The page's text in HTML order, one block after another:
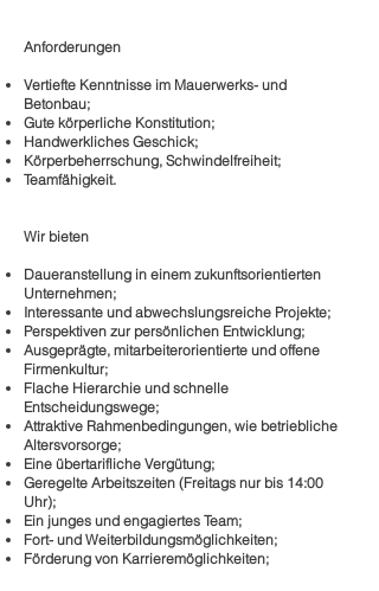
Anforderungen
Vertiefte Kenntnisse im Mauerwerks- und
Betonbau;
Gute körperliche Konstitution;
Handwerkliches Geschick;
Körperbeherrschung, Schwindelfreiheit;
Teamfähigkeit.
Wir bieten
Daueranstellung in einem zukunftsorientierten
Unternehmen;
Interessante und abwechslungsreiche Projekte;
Perspektiven zur persönlichen Entwicklung;
Ausgeprägte, mitarbeiterorientierte und offene
Firmenkultur;
Flache Hierarchie und schnelle
Entscheidungswege;
Attraktive Rahmenbedingungen, wie betriebliche
Altersvorsorge;
Eine übertarifliche Vergütung;
Geregelte Arbeitszeiten (Freitags nur bis 14:00
Uhr);
Ein junges und engagiertes Team;
Fort- und Weiterbildungsmöglichkeiten;
Förderung von Karrieremöglichkeiten;